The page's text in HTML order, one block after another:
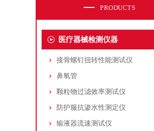
PRODUCTS
医疗器械检测仪器
接骨螺钉扭转性能测试仪
鼻氧管
颗粒物过滤效率测试仪
防护服抗渗水性测定仪
输液器流速测试仪